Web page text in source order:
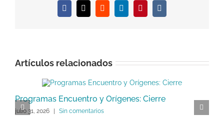
Facebook
X RedditLinkedInPinterestVk
Artículos relacionados
Programas Encuentro y Orígenes: Cierre
julio 31, 2026 | Sin comentarios